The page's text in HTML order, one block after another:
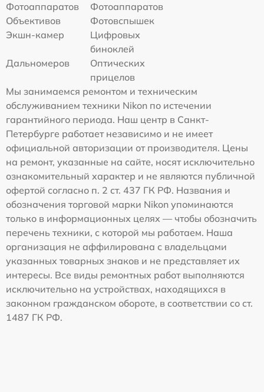
Фотоаппаратов
Фотоаппаратов
Объективов
Фотовспышек
Экшн-камер
Цифровых
биноклей
Дальномеров
Оптических
прицелов
Мы занимаемся ремонтом и техническим
обслуживанием техники Nikon по истечении
гарантийного периода. Наш центр в Санкт-
Петербурге работает независимо и не имеет
официальной авторизации от производителя. Цены
на ремонт, указанные на сайте, носят исключительно
ознакомительный характер и не являются публичной
офертой согласно п. 2 ст. 437 ГК РФ. Названия и
обозначения торговой марки Nikon упоминаются
только в информационных целях — чтобы обозначить
перечень техники, с которой мы работаем. Наша
организация не аффилирована с владельцами
указанных товарных знаков и не представляет их
интересы. Все виды ремонтных работ выполняются
исключительно на устройствах, находящихся в
законном гражданском обороте, в соответствии со ст.
1487 ГК РФ.